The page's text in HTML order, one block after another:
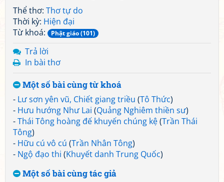
Thể thơ: Thơ tự do
Thời kỳ: Hiện đại
Từ khoá:
Phật giáo (101)
Trả lời
In bài thơ
Một số bài cùng từ khoá
- Lư sơn yên vũ, Chiết giang triều (Tô Thức)
- Hưu hướng Như Lai (Quảng Nghiêm thiền sư)
-Thái Tông hoàng đế khuyến chúng kệ(Trần Thái
Tông)
- Hữu cú vô cú (Trần Nhân Tông)
- Ngộ đạo thi (Khuyết danh Trung Quốc)
Một số bài cùng tác giả